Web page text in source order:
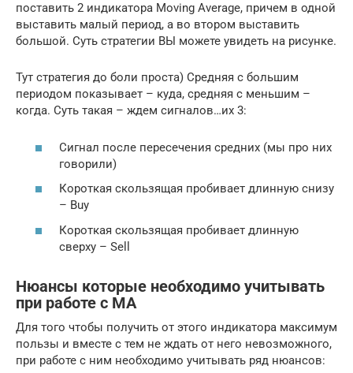
поставить 2 индикатора Moving Average, причем в одной
выставить малый период, а во втором выставить
большой. Суть стратегии ВЫ можете увидеть на рисунке.
Тут стратегия до боли проста) Средняя с большим
периодом показывает – куда, средняя с меньшим –
когда. Суть такая – ждем сигналов…их 3:
Сигнал после пересечения средних (мы про них
говорили)
Короткая скользящая пробивает длинную снизу
– Buy
Короткая скользящая пробивает длинную
сверху – Sell
Нюансы которые необходимо учитывать
при работе с МА
Для того чтобы получить от этого индикатора максимум
пользы и вместе с тем не ждать от него невозможного,
при работе с ним необходимо учитывать ряд нюансов: